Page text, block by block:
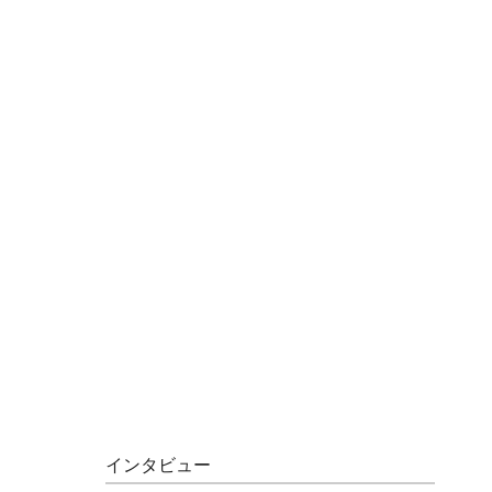
インタビュー